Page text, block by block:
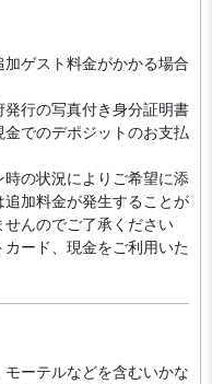
ゲスト料金がかかる場合
行の写真付き身分証明書
でのデポジットのお支払
の状況によりご希望に添
加料金が発生することが
んのでご了承ください
ード、現金をご利用いた
ーテルなどを含むいかな